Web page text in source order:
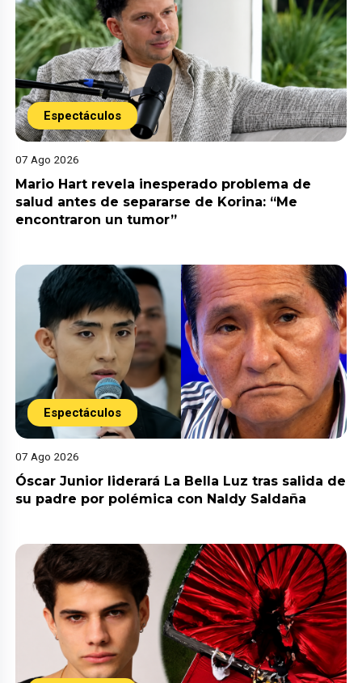
Espectáculos
07 Ago 2026
Mario Hart revela inesperado problema de
salud antes de separarse de Korina: “Me
encontraron un tumor”
Espectáculos
07 Ago 2026
Óscar Junior liderará La Bella Luz tras salida de
su padre por polémica con Naldy Saldaña